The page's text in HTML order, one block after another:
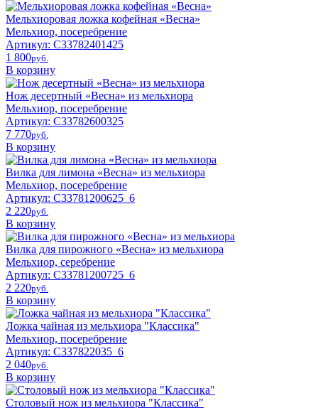
Мельхиоровая ложка кофейная «Весна»
Мельхиор, посеребрение
Артикул: C33782401425
1 800pyб.
В корзину
Нож десертный «Весна» из мельхиора
Мельхиор, посеребрение
Артикул: C33782600325
7 770pyб.
В корзину
Вилка для лимона «Весна» из мельхиора
Мельхиор, посеребрение
Артикул: C33781200625_6
2 220pyб.
В корзину
Вилка для пирожного «Весна» из мельхиора
Мельхиор, серебрение
Артикул: C33781200725_6
2 220pyб.
В корзину
Ложка чайная из мельхиора "Классика"
Мельхиор, посеребрение
Артикул: С337822035_6
2 040pyб.
В корзину
Столовый нож из мельхиора "Классика"